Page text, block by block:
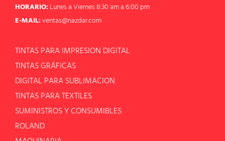
HORARIO: Lunes a Viernes 8:30 am a 6:00 pm
E-MAIL:ventas@nazdar.com
TINTAS PARA IMPRESION DIGITAL
TINTAS GRÁFICAS
DIGITAL PARA SUBLIMACION
TINTAS PARA TEXTILES
SUMINISTROS Y CONSUMIBLES
ROLAND